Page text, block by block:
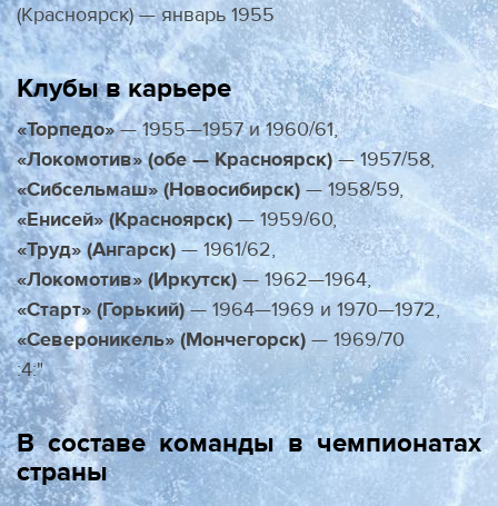
(Красноярск) — январь 1955
Клубы в карьере
«Торпедо»— 1955—1957 и 1960/61,
«Локо­мотив» (обе — Красноярск)— 1957/58,
«Сибсельмаш» (Новосибирск) — 1958/59,
«Енисей» (Красноярск) — 1959/60,
«Труд» (Ангарск) — 1961/62,
«Локомотив» (Иркутск)— 1962—1964,
«Старт» (Горький)— 1964—1969 и 1970—1972,
«Североникель» (Мончегорск) — 1969/70
:4:"
В составе команды в чемпионатах
страны